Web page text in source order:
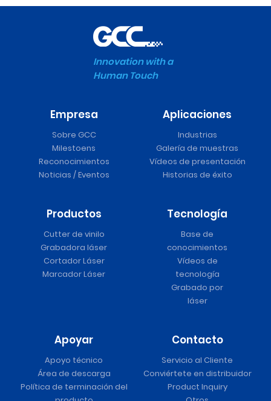
Innovation with a
Human Touch
Empresa
Sobre GCC
Milestoens
Reconocimientos
Noticias / Eventos
Aplicaciones
Industrias
Galería de muestras
Vídeos de presentación
Historias de éxito
Productos
Cutter de vinilo
Grabadora láser
Cortador Láser
Marcador Láser
Tecnología
Base de
conocimientos
Vídeos de
tecnología
Grabado por
láser
Apoyar
Apoyo técnico
Área de descarga
Política de terminación del
Contacto
Servicio al Cliente
Conviértete en distribuidor
Product Inquiry